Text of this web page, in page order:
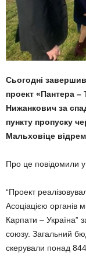
Сьогодні
проект «Пантера
Нижанкович за
пункту пропуску
Мальховіце
Про це повідомили у
“Проект
Асоціацією органів
Карпати – Україна”
союзу. Загальний
скерували понад